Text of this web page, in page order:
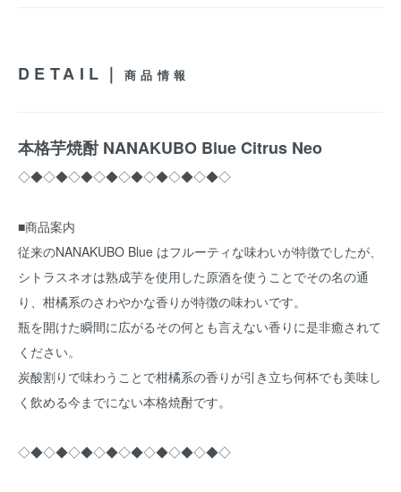
DETAIL｜ 商品情報
本格芋焼酎 NANAKUBO Blue Citrus Neo
◇◆◇◆◇◆◇◆◇◆◇◆◇◆◇◆◇
■商品案内
従来のNANAKUBO Blue はフルーティな味わいが特徴でしたが、
シトラスネオは熟成芋を使用した原酒を使うことでその名の通
り、柑橘系のさわやかな香りが特徴の味わいです。
瓶を開けた瞬間に広がるその何とも言えない香りに是非癒されて
ください。
炭酸割りで味わうことで柑橘系の香りが引き立ち何杯でも美味し
く飲める今までにない本格焼酎です。
◇◆◇◆◇◆◇◆◇◆◇◆◇◆◇◆◇